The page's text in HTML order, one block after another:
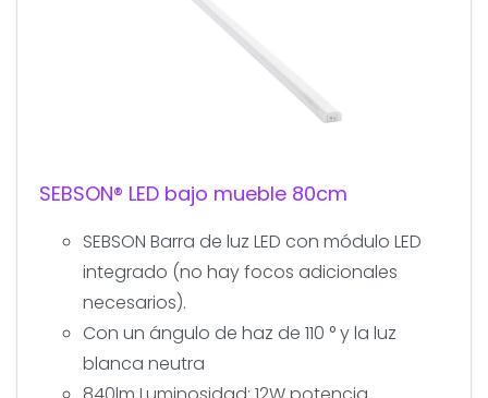
SEBSON® LED bajo mueble 80cm
SEBSON Barra de luz LED con módulo LED
integrado (no hay focos adicionales
necesarios).
Con un ángulo de haz de 110 ° y la luz
blanca neutra